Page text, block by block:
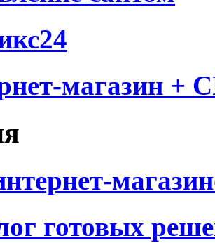
магазин +
готовых